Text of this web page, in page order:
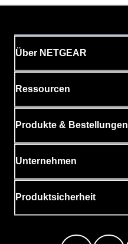
Über NETGEAR
Ressourcen
Produkte & Bestellungen
Unternehmen
Produktsicherheit